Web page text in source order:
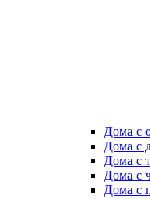
Дома с
Дома с
Дома с
Дома с
Дома с